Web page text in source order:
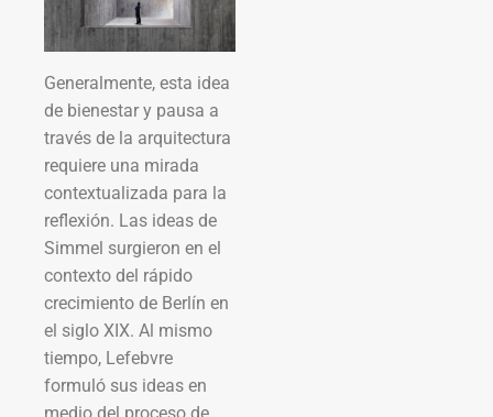
Generalmente, esta idea
de bienestar y pausa a
través de la arquitectura
requiere una mirada
contextualizada para la
reflexión. Las ideas de
Simmel surgieron en el
contexto del rápido
crecimiento de Berlín en
el siglo XIX. Al mismo
tiempo, Lefebvre
formuló sus ideas en